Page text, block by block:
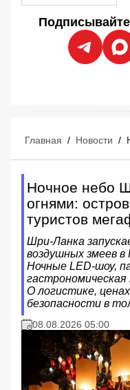
Главная / Новости /
Ночное небо
огнями:
туристов
Шри-Ланка
воздушных змеев в
Ночные LED-шоу,
О логистике,
безопасности в
08.08.2026 05:00